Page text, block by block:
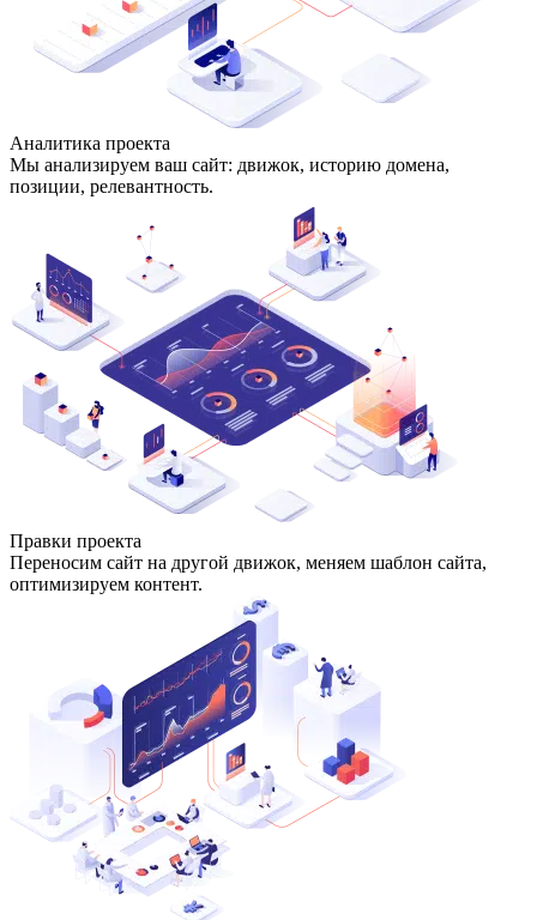
Аналитика проекта
Мы анализируем ваш сайт: движок, историю домена,
позиции, релевантность.
Правки проекта
Переносим сайт на другой движок, меняем шаблон сайта,
оптимизируем контент.